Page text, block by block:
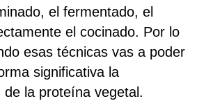
el fermentado, el
el cocinado. Por lo
esas técnicas vas a poder
significativa la
de la proteína vegetal.